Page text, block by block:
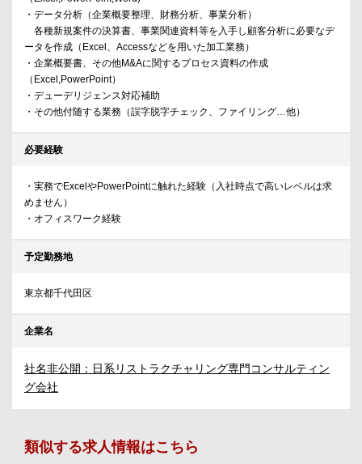
・データ分析（企業概要整理、財務分析、事業分析）
各種新規案件の決算書、事業関連資料等を入手し顧客分析に必要なデ
ータを作成（Excel、Accessなどを用いた加工業務）
・企業概要書、その他M&Aに関するプロセス資料の作成
（Excel,PowerPoint）
・デューデリジェンス対応補助
・その他付随する業務（誤字脱字チェック、ファイリング…他）
必要経験
・実務でExcelやPowerPointに触れた経験（入社時点で高いレベルは求
めません）
・オフィスワーク経験
予定勤務地
東京都千代田区
企業名
社名非公開：日系リストラクチャリング専門コンサルティン
グ会社
類似する求人情報はこちら